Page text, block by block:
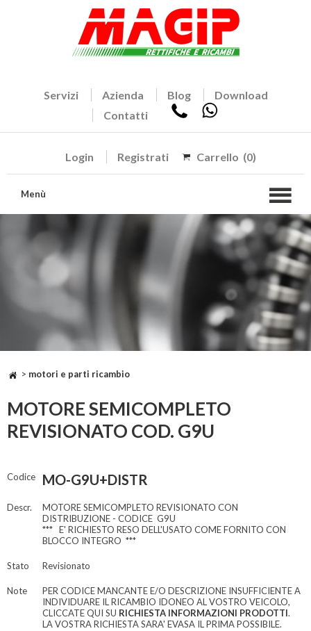
Servizi Azienda Blog
Download
Contatti
Login Registrati Carrello (0)
Menù
> motori e parti ricambio
MOTORE SEMICOMPLETO
REVISIONATO COD. G9U
Codice MO-G9U+DISTR
Descr.
MOTORE SEMICOMPLETO REVISIONATO CON
DISTRIBUZIONE - CODICE G9U
*** E' RICHIESTO RESO DELL'USATO COME FORNITO CON
BLOCCO INTEGRO ***
Stato Revisionato
Note
PER CODICE MANCANTE E/O DESCRIZIONE INSUFFICIENTE A
INDIVIDUARE IL RICAMBIO IDONEO AL VOSTRO VEICOLO,
CLICCATE QUI SU RICHIESTA INFORMAZIONI PRODOTTI.
LA VOSTRA RICHIESTA SARA' EVASA IL PRIMA POSSIBILE.